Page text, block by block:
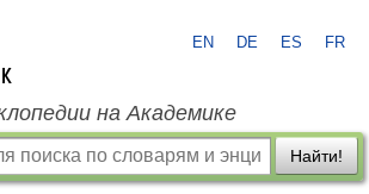
EN DE ES FR
на Академике
Найти!